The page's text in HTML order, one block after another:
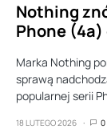
Nothing
Phone
Marka Nothing
sprawą
popularnej serii
18 LUTEGO 2026 0